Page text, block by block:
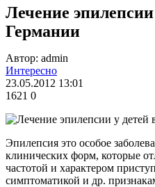
Лечение
Германии
Автор: admin
Интересно
23.05.2012 13:01
1621 0
Эпилепсия это особое
клинических форм, которые
частотой и характером
симптоматикой и др.